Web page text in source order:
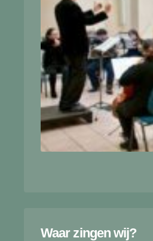
Waar zingen wij?